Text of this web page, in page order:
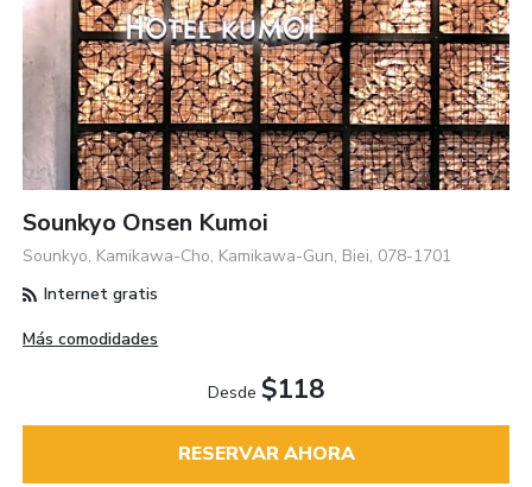
Sounkyo Onsen Kumoi
Sounkyo, Kamikawa-Cho, Kamikawa-Gun, Biei, 078-1701
Internet gratis
Más comodidades
Desde $118
RESERVAR AHORA